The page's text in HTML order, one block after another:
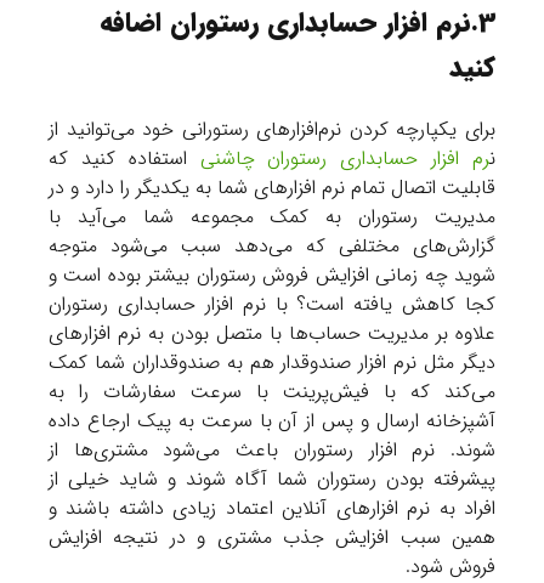
3.نرم افزار حسابداری رستوران اضافه
کنید
برای یکپارچه کردن نرم‌افزارهای رستورانی خود می‌توانید از
نرم افزار حسابداری رستوران چاشنی استفاده کنید که
قابلیت اتصال تمام نرم افزارهای شما به یکدیگر را دارد و در
مدیریت رستوران به کمک مجموعه شما می‌آید با
گزارش‌های مختلفی که می‌دهد سبب می‌شود متوجه
شوید چه زمانی افزایش فروش رستوران بیشتر بوده است و
کجا کاهش یافته است؟ با نرم افزار حسابداری رستوران
علاوه بر مدیریت حساب‌ها با متصل بودن به نرم افزارهای
دیگر مثل نرم افزار صندوقدار هم به صندوقداران شما کمک
می‌کند که با فیش‌پرینت با سرعت سفارشات را به
آشپزخانه ارسال و پس از آن با سرعت به پیک ارجاع داده
شوند. نرم افزار رستوران باعث می‌شود مشتری‌ها از
پیشرفته بودن رستوران شما آگاه شوند و شاید خیلی از
افراد به نرم افزارهای آنلاین اعتماد زیادی داشته باشند و
همین سبب افزایش جذب مشتری و در نتیجه افزایش
فروش شود.